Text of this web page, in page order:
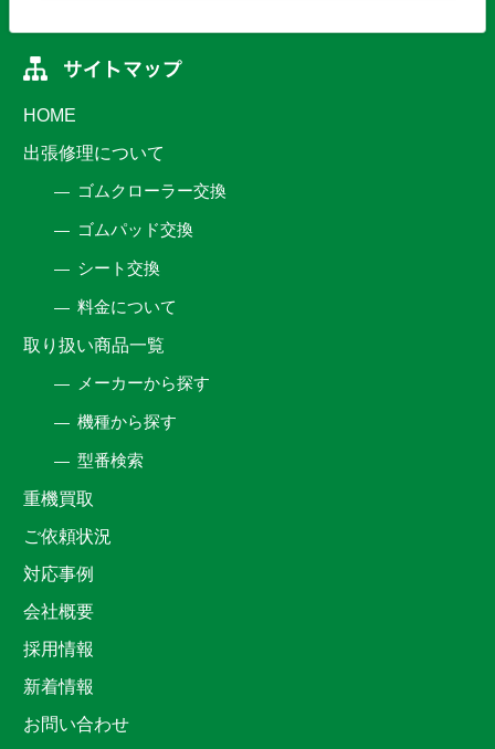
HOME
出張修理について
ゴムクローラー交換
ゴムパッド交換
シート交換
料金について
取り扱い商品一覧
メーカーから探す
機種から探す
型番検索
重機買取
ご依頼状況
対応事例
会社概要
採用情報
新着情報
お問い合わせ